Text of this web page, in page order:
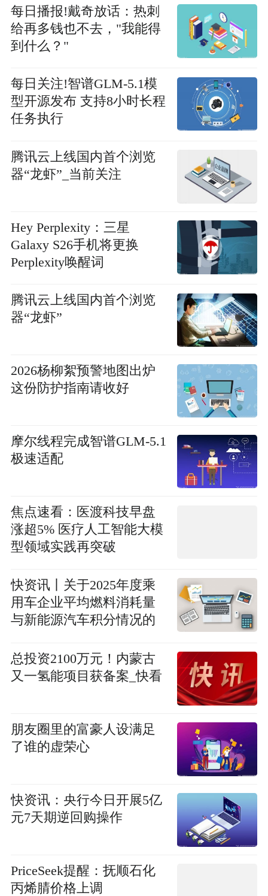
每日播报!戴奇放话：热刺
给再多钱也不去，"我能得
到什么？"
每日关注!智谱GLM-5.1模
型开源发布 支持8小时长程
任务执行
腾讯云上线国内首个浏览
器“龙虾”_当前关注
Hey Perplexity：三星
Galaxy S26手机将更换
Perplexity唤醒词
腾讯云上线国内首个浏览
器“龙虾”
2026杨柳絮预警地图出炉
这份防护指南请收好
摩尔线程完成智谱GLM-5.1
极速适配
焦点速看：医渡科技早盘
涨超5% 医疗人工智能大模
型领域实践再突破
快资讯丨关于2025年度乘
用车企业平均燃料消耗量
与新能源汽车积分情况的
总投资2100万元！内蒙古
又一氢能项目获备案_快看
朋友圈里的富豪人设满足
了谁的虚荣心
快资讯：央行今日开展5亿
元7天期逆回购操作
PriceSeek提醒：抚顺石化
丙烯腈价格上调